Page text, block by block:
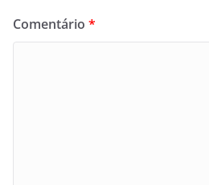
Comentário *